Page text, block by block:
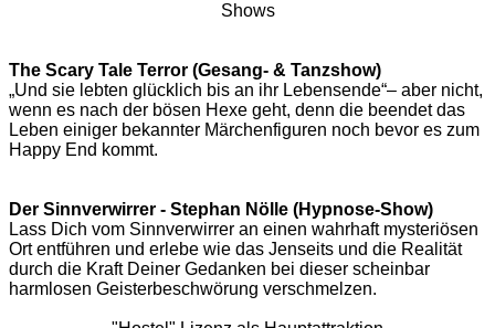
Shows
The Scary Tale Terror (Gesang- & Tanzshow)
„Und sie lebten glücklich bis an ihr Lebensende“– aber nicht,
wenn es nach der bösen Hexe geht, denn die beendet das
Leben einiger bekannter Märchenfiguren noch bevor es zum
Happy End kommt.
Der Sinnverwirrer - Stephan Nölle (Hypnose-Show)
Lass Dich vom Sinnverwirrer an einen wahrhaft mysteriösen
Ort entführen und erlebe wie das Jenseits und die Realität
durch die Kraft Deiner Gedanken bei dieser scheinbar
harmlosen Geisterbeschwörung verschmelzen.